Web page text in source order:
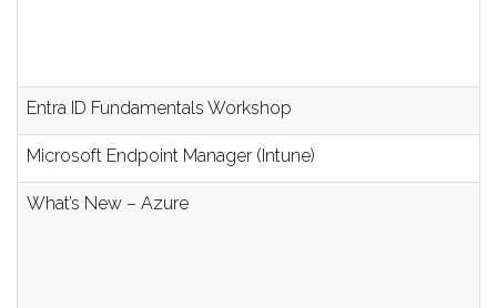
Entra ID Fundamentals Workshop
Microsoft Endpoint Manager (Intune)
What’s New – Azure